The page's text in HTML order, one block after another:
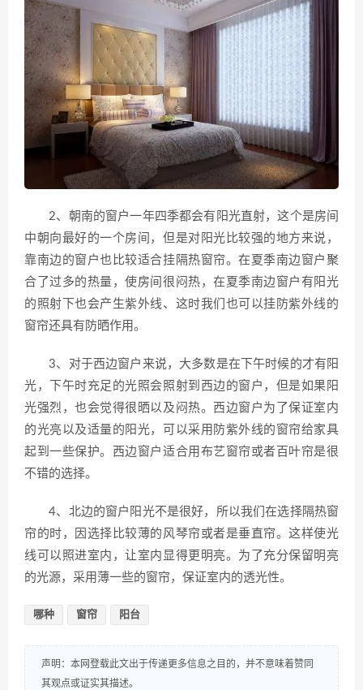
2、朝南的窗户一年四季都会有阳光直射，这个是房间
中朝向最好的一个房间，但是对阳光比较强的地方来说，
靠南边的窗户也比较适合挂隔热窗帘。在夏季南边窗户聚
合了过多的热量，使房间很闷热，在夏季南边窗户有阳光
的照射下也会产生紫外线、这时我们也可以挂防紫外线的
窗帘还具有防晒作用。
3、对于西边窗户来说，大多数是在下午时候的才有阳
光，下午时充足的光照会照射到西边的窗户，但是如果阳
光强烈，也会觉得很晒以及闷热。西边窗户为了保证室内
的光亮以及适量的阳光，可以采用防紫外线的窗帘给家具
起到一些保护。西边窗户适合用布艺窗帘或者百叶帘是很
不错的选择。
4、北边的窗户阳光不是很好，所以我们在选择隔热窗
帘的时，因选择比较薄的风琴帘或者是垂直帘。这样使光
线可以照进室内，让室内显得更明亮。为了充分保留明亮
的光源，采用薄一些的窗帘，保证室内的透光性。
哪种 窗帘 阳台
声明：本网登载此文出于传递更多信息之目的，并不意味着赞同
其观点或证实其描述。